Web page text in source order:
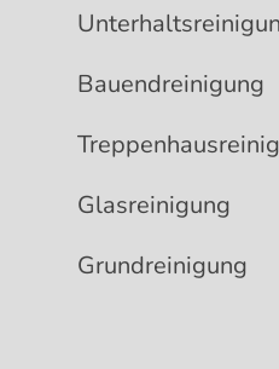
Bauendreinigung
Glasreinigung
Grundreinigung